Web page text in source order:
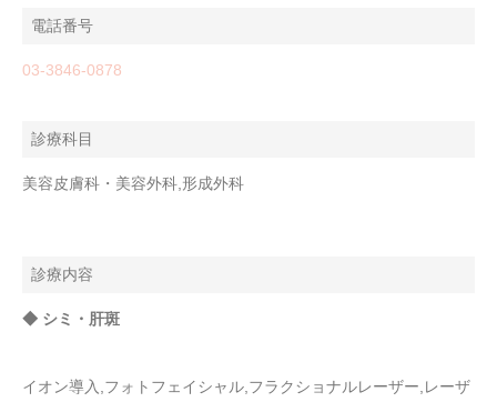
電話番号
03-3846-0878
診療科目
美容皮膚科・美容外科,形成外科
診療内容
◆ シミ・肝斑
イオン導入,フォトフェイシャル,フラクショナルレーザー,レーザ